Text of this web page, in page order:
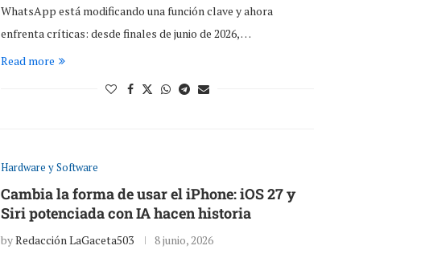
WhatsApp está modificando una función clave y ahora
enfrenta críticas: desde finales de junio de 2026, …
Read more
Hardware y Software
Cambia la forma de usar el iPhone: iOS 27 y
Siri potenciada con IA hacen historia
byRedacción LaGaceta503 8 junio, 2026